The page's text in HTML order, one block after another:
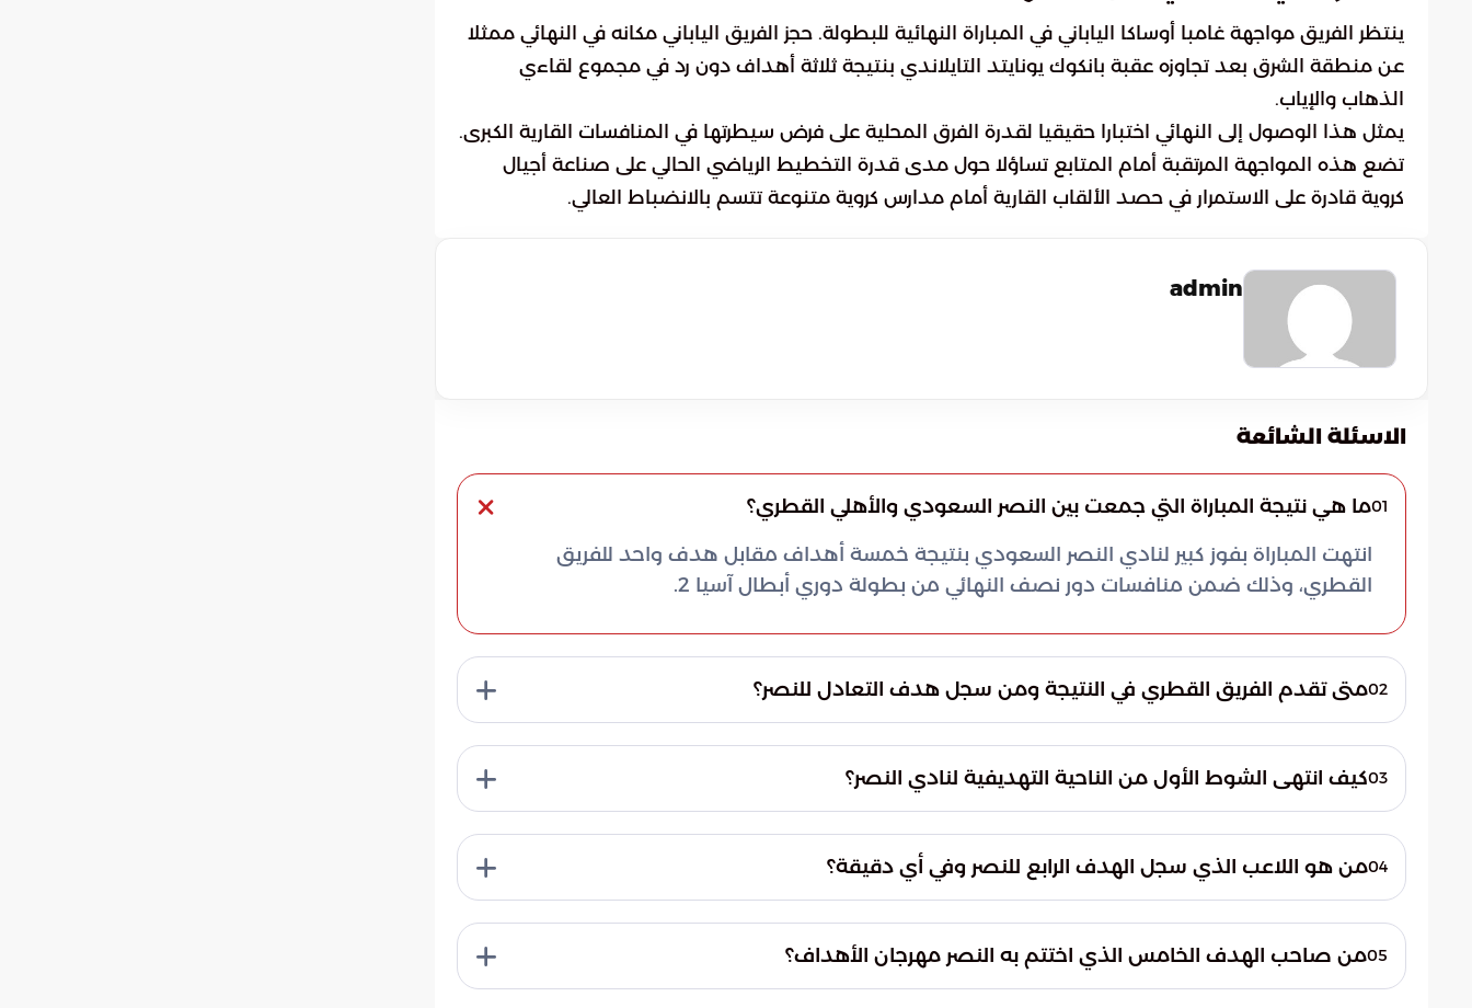
ينتظر الفريق مواجهة غامبا أوساكا الياباني في المباراة النهائية للبطولة. حجز الفريق الياباني مكانه في النهائي ممثلا
عن منطقة الشرق بعد تجاوزه عقبة بانكوك يونايتد التايلاندي بنتيجة ثلاثة أهداف دون رد في مجموع لقاءي
الذهاب والإياب.
يمثل هذا الوصول إلى النهائي اختبارا حقيقيا لقدرة الفرق المحلية على فرض سيطرتها في المنافسات القارية الكبرى.
تضع هذه المواجهة المرتقبة أمام المتابع تساؤلا حول مدى قدرة التخطيط الرياضي الحالي على صناعة أجيال
كروية قادرة على الاستمرار في حصد الألقاب القارية أمام مدارس كروية متنوعة تتسم بالانضباط العالي.
admin
الاسئلة الشائعة
01ما هي نتيجة المباراة التي جمعت بين النصر السعودي والأهلي القطري؟
انتهت المباراة بفوز كبير لنادي النصر السعودي بنتيجة خمسة أهداف مقابل هدف واحد للفريق
القطري، وذلك ضمن منافسات دور نصف النهائي من بطولة دوري أبطال آسيا 2.
02متى تقدم الفريق القطري في النتيجة ومن سجل هدف التعادل للنصر؟
حيث سجل اللاعب كينجسلي كومان هدف التعادل في الدقيقة الثانية عشرة.03كيف انتهى الشوط الأول من الناحية التهديفية لنادي النصر؟
الثاني، وتبعه كومتن بالهدف الثالث في الدقيقة الثامنة من الوقت المحتسب بدلاً من الضائع.04من هو اللاعب الذي سجل الهدف الرابع للنصر وفي أي دقيقة؟
الرابع لصالح الفريق النصراوي عند الدقيقة الرابعة والستين.05من صاحب الهدف الخامس الذي اختتم به النصر مهرجان الأهداف؟